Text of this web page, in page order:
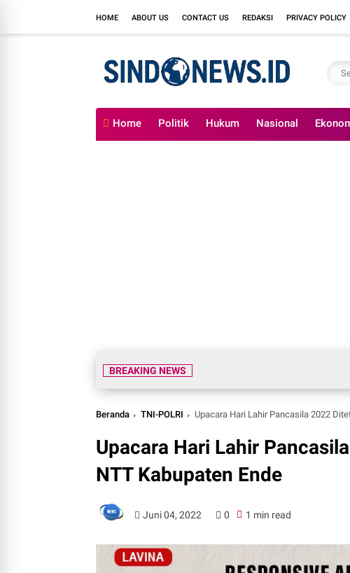
HOME ABOUT US CONTACT US REDAKSI PRIVACY POLICY
Home Politik Hukum Nasional
BREAKING NEWS
Beranda TNI-POLRI Upacara Hari Lahir Pancasila 2022
Upacara Hari Lahir
NTT Kabupaten Ende
Juni 04, 2022 0 1 min read